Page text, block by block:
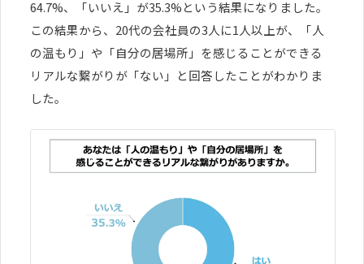
64.7%、「いいえ」が35.3%という結果になりました。
この結果から、20代の会社員の3人に1人以上が、「人
の温もり」や「自分の居場所」を感じることができる
リアルな繋がりが「ない」と回答したことがわかりま
した。